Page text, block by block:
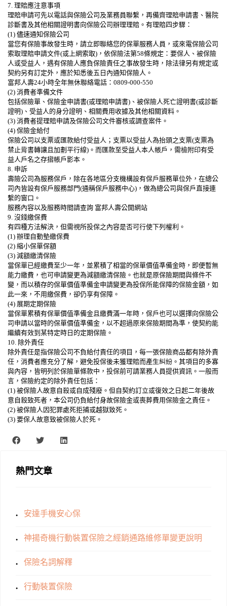
7. 理賠應注意事項
理賠申請可先以電話與保險公司及業務員聯繫，再備齊理賠申請書、醫院
診斷書及其他相關證明書向保險公司辦理理賠。有理賠四步驟：
(1) 儘速通知保險公司
當您有保險事故發生時，請立即聯絡您的保單服務人員，或來電保險公司
索取理賠申請文件(或上網索取)，依保險法第58條規定：要保人、被保險
人或受益人，遇有保險人應負保險責任之事故發生時，除法律另有規定或
契約另有訂定外，應於知悉後五日內通知保險人。
富邦人壽24小時全年無休聯絡電話：0809-000-550
(2) 消費者準備文件
包括保險單、保險金申請書(或理賠申請書)、被保險人死亡證明書(或診斷
證明)、受益人的身分證明、相關費用收據及其他相關資料。
(3) 消費者提理賠申請及保險公司文件審核或調查案件。
(4) 保險金給付
保險公司以支票或匯款給付受益人；支票以受益人為抬頭之支票(支票為
禁止背書轉讓且加劃平行線)。而匯款至受益人本人帳戶，需檢附印有受
益人戶名之存摺帳戶影本。
8. 申訴
壽險公司為服務保戶，除在各地區分支機構設有保戶服務單位外，在總公
司內皆設有保戶服務部門(通稱保戶服務中心)，做為總公司與保戶直接連
繫的窗口。
服務內容以及服務時間請查詢 富邦人壽公開網站
9. 沒錢繳保費
有四種方法解決，但需視所投保之內容是否可行使下列權利。
(1) 辦理自動墊繳保費
(2) 縮小保單保額
(3) 減額繳清保險
當保單已經繳費至少一年，並累積了相當的保單價值準備金時，即便暫無
能力繳費，也可申請變更為減額繳清保險。也就是原保險期間與條件不
變，而以積存的保單價值準備金申請變更為投保所能保障的保險金額，如
此一來，不用繳保費，卻仍享有保障。
(4) 展期定期保險
當保單累積有保單價值準備金且繳費滿一年時，保戶也可以選擇向保險公
司申請以當時的保單價值準備金，以不超過原來保險期間為準，使契約能
繼續有效到某特定時日的定期保險。
10. 除外責任
除外責任是指保險公司不負給付責任的項目，每一張保險商品都有除外責
任，消費者應充分了解，避免投保後未獲理賠而產生糾紛。其項目的多寡
與內容，皆明列於保險單條款中，投保前可請業務人員提供資訊。一般而
言，保險約定的除外責任包括：
(1) 被保險人故意自殺或自成殘廢。但自契約訂立或復效之日起二年後故
意自殺致死者，本公司仍負給付身故保險金或喪葬費用保險金之責任。
(2) 被保險人因犯罪處死拒捕或越獄致死。
(3) 要保人故意致被保險人於死。
熱門文章
安達手機安心保
神揚奇機行動裝置保險之經銷通路維修單變更說明
保險名詞解釋
行動裝置保險